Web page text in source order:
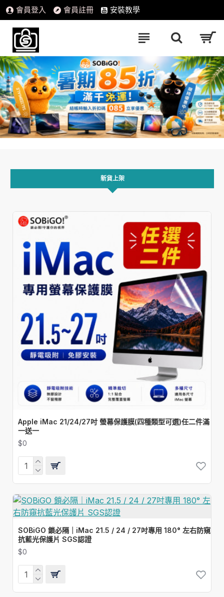
會員登入 會員註冊 安裝教學
新貨上架
Apple iMac 21/24/27吋 螢幕保護膜(四種類型可選)任二件滿
一送一
$0
SOBiGO 鎖必隔｜iMac 21.5 / 24 / 27吋專用 180° 左右防窺
抗藍光保護片 SGS認證
$0